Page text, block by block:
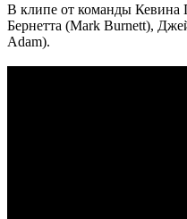
В клипе от команды Кевина
Бернетта (Mark Burnett),
Adam).